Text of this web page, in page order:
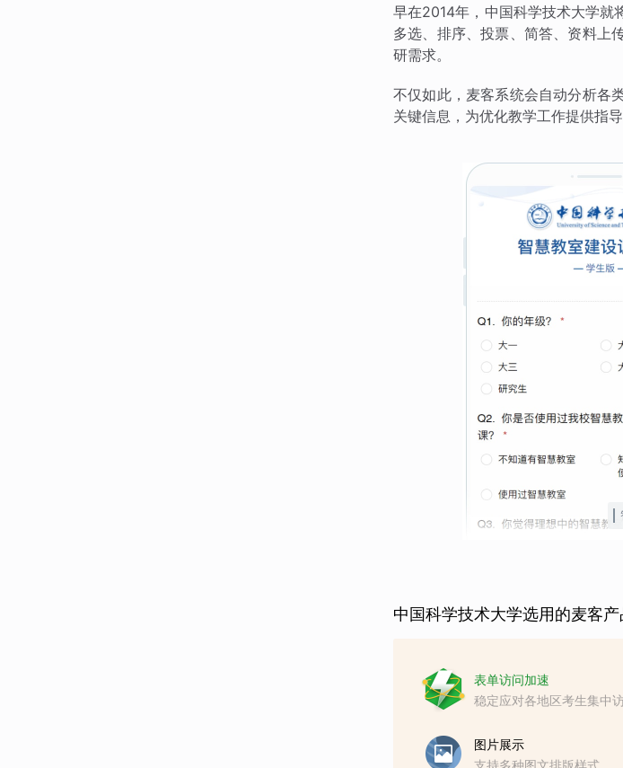
早在2014年，中国科学技术大学就
多选、排序、投票、简答、资料上
研需求。
不仅如此，麦客系统会自动分析各
关键信息，为优化教学工作提供指导
中国科学技术大学选用的麦客产
表单访问加速
稳定应对各地区考生集中
图片展示